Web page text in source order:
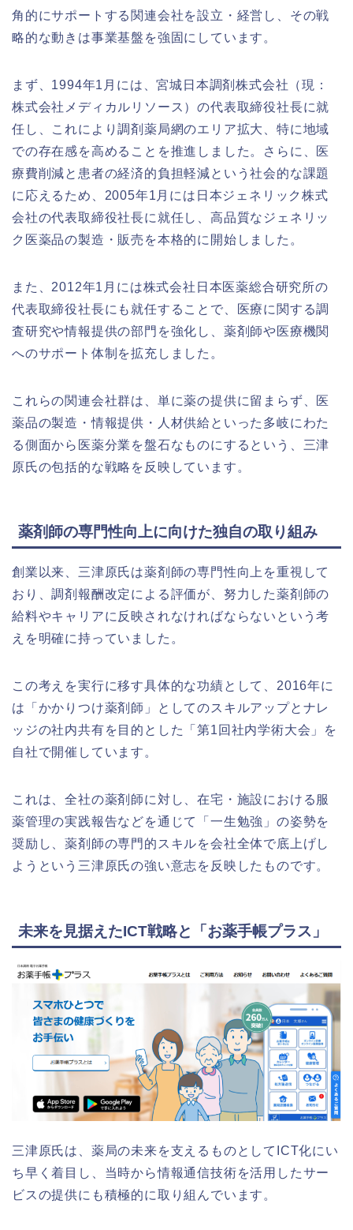
角的にサポートする関連会社を設立・経営し、その戦
略的な動きは事業基盤を強固にしています。
まず、1994年1月には、宮城日本調剤株式会社（現：
株式会社メディカルリソース）の代表取締役社長に就
任し、これにより調剤薬局網のエリア拡大、特に地域
での存在感を高めることを推進しました。さらに、医
療費削減と患者の経済的負担軽減という社会的な課題
に応えるため、2005年1月には日本ジェネリック株式
会社の代表取締役社長に就任し、高品質なジェネリッ
ク医薬品の製造・販売を本格的に開始しました。
また、2012年1月には株式会社日本医薬総合研究所の
代表取締役社長にも就任することで、医療に関する調
査研究や情報提供の部門を強化し、薬剤師や医療機関
へのサポート体制を拡充しました。
これらの関連会社群は、単に薬の提供に留まらず、医
薬品の製造・情報提供・人材供給といった多岐にわた
る側面から医薬分業を盤石なものにするという、三津
原氏の包括的な戦略を反映しています。
薬剤師の専門性向上に向けた独自の取り組み
創業以来、三津原氏は薬剤師の専門性向上を重視して
おり、調剤報酬改定による評価が、努力した薬剤師の
給料やキャリアに反映されなければならないという考
えを明確に持っていました。
この考えを実行に移す具体的な功績として、2016年に
は「かかりつけ薬剤師」としてのスキルアップとナレ
ッジの社内共有を目的とした「第1回社内学術大会」を
自社で開催しています。
これは、全社の薬剤師に対し、在宅・施設における服
薬管理の実践報告などを通じて「一生勉強」の姿勢を
奨励し、薬剤師の専門的スキルを会社全体で底上げし
ようという三津原氏の強い意志を反映したものです。
未来を見据えたICT戦略と「お薬手帳プラス」
三津原氏は、薬局の未来を支えるものとしてICT化にい
ち早く着目し、当時から情報通信技術を活用したサー
ビスの提供にも積極的に取り組んでいます。